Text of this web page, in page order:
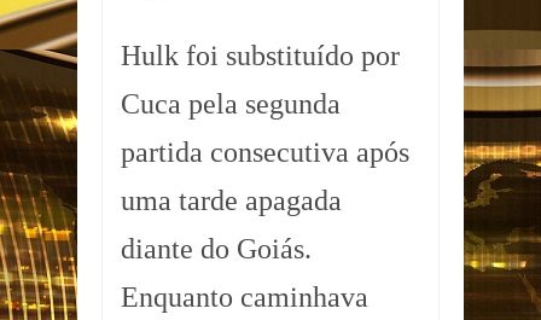
Hulk foi substituído por
Cuca pela segunda
partida consecutiva após
uma tarde apagada
diante do Goiás.
Enquanto caminhava